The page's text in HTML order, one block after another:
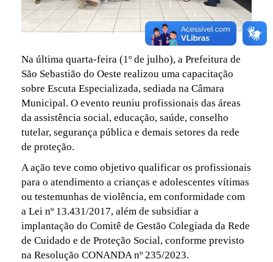
Na última quarta-feira (1º de julho), a Prefeitura de
São Sebastião do Oeste realizou uma capacitação
sobre Escuta Especializada, sediada na Câmara
Municipal. O evento reuniu profissionais das áreas
da assistência social, educação, saúde, conselho
tutelar, segurança pública e demais setores da rede
de proteção.
A ação teve como objetivo qualificar os profissionais
para o atendimento a crianças e adolescentes vítimas
ou testemunhas de violência, em conformidade com
a Lei nº 13.431/2017, além de subsidiar a
implantação do Comitê de Gestão Colegiada da Rede
de Cuidado e de Proteção Social, conforme previsto
na Resolução CONANDA nº 235/2023.